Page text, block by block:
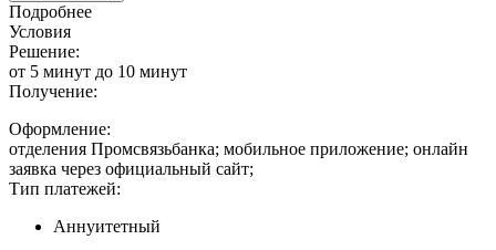
Подробнее
Условия
Решение:
от 5 минут до 10 минут
Получение:
Оформление:
отделения Промсвязьбанка; мобильное приложение; онлайн
заявка через официальный сайт;
Тип платежей:
Аннуитетный